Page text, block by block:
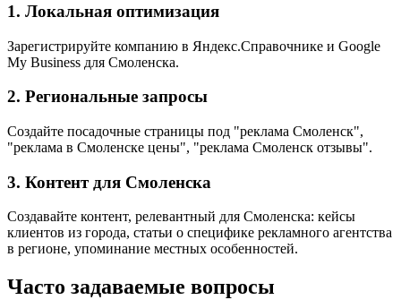
1. Локальная оптимизация
Зарегистрируйте компанию в Яндекс.Справочнике и Google
My Business для Смоленска.
2. Региональные запросы
Создайте посадочные страницы под "реклама Смоленск",
"реклама в Смоленске цены", "реклама Смоленск отзывы".
3. Контент для Смоленска
Создавайте контент, релевантный для Смоленска: кейсы
клиентов из города, статьи о специфике рекламного агентства
в регионе, упоминание местных особенностей.
Часто задаваемые вопросы